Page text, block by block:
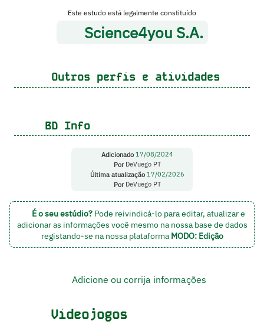
Este estudo está legalmente constituído
Science4you S.A.
Outros perfis e atividades
BD Info
Adicionado 17/08/2024
PorDeVuego PT
Última atualização 17/02/2026
PorDeVuego PT
É o seu estúdio?Pode reivindicá-lo para editar, atualizar e
adicionar as informações você mesmo na nossa base de dados
registando-se na nossa plataforma MODO: Edição
Adicione ou corrija informações
Videojogos